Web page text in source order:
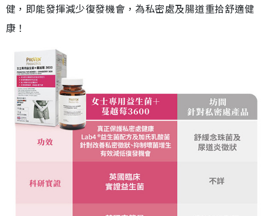
健，即能發揮減少復發機會，為私密處及腸道重拾舒適健
康！